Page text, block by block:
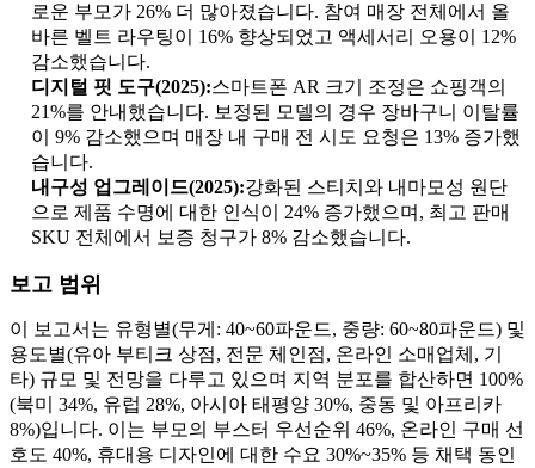
로운 부모가 26% 더 많아졌습니다. 참여 매장 전체에서 올
바른 벨트 라우팅이 16% 향상되었고 액세서리 오용이 12%
감소했습니다.
디지털 핏 도구(2025):스마트폰 AR 크기 조정은 쇼핑객의
21%를 안내했습니다. 보정된 모델의 경우 장바구니 이탈률
이 9% 감소했으며 매장 내 구매 전 시도 요청은 13% 증가했
습니다.
내구성 업그레이드(2025):강화된 스티치와 내마모성 원단
으로 제품 수명에 대한 인식이 24% 증가했으며, 최고 판매
SKU 전체에서 보증 청구가 8% 감소했습니다.
보고 범위
이 보고서는 유형별(무게: 40~60파운드, 중량: 60~80파운드) 및
용도별(유아 부티크 상점, 전문 체인점, 온라인 소매업체, 기
타) 규모 및 전망을 다루고 있으며 지역 분포를 합산하면 100%
(북미 34%, 유럽 28%, 아시아 태평양 30%, 중동 및 아프리카
8%)입니다. 이는 부모의 부스터 우선순위 46%, 온라인 구매 선
호도 40%, 휴대용 디자인에 대한 수요 30%~35% 등 채택 동인